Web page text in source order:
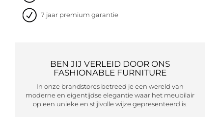
7 jaar premium garantie
BEN JIJ VERLEID DOOR ONS
FASHIONABLE FURNITURE
In onze brandstores betreed je een wereld van
moderne en eigentijdse elegantie waar het meubilair
op een unieke en stijlvolle wijze gepresenteerd is.